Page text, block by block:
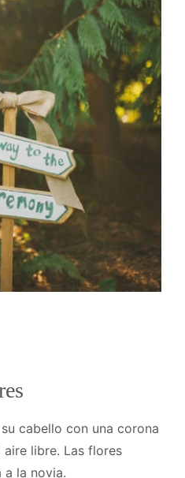
cabello con una corona
libre. Las flores
la novia.